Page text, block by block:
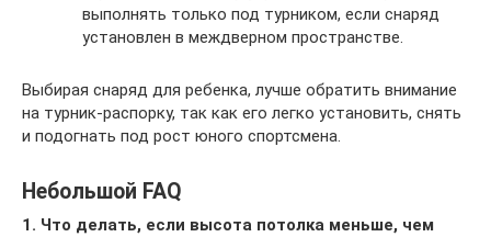
выполнять только под турником, если снаряд
установлен в междверном пространстве.
Выбирая снаряд для ребенка, лучше обратить внимание
на турник-распорку, так как его легко установить, снять
и подогнать под рост юного спортсмена.
Небольшой FAQ
1. Что делать, если высота потолка меньше, чем